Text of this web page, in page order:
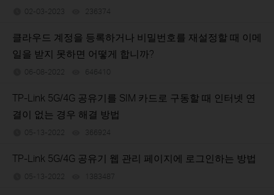
02-03-2023 236374
클라우드 계정을 등록하거나 비밀번호를 재설정할 때 이메
일을 받지 못하면 어떻게 합니까?
06-08-2022 646410
TP-Link 5G/4G 공유기를 SIM 카드로 구동할 때 인터넷 연
결이 없는 경우 해결 방법
05-13-2022 366924
TP-Link 5G/4G 공유기 웹 관리 페이지에 로그인하는 방법
05-13-2022 1383487